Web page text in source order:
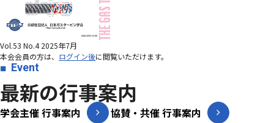
Vol.53 No.4 2025年7月
本会会員の方は、 ログイン後に閲覧いただけます。
Event
最新の行事案内
学会主催 行事案内 協賛・共催 行事案内